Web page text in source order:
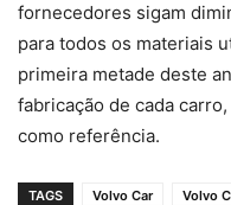
fornecedores sigam
para todos os materiais
primeira metade deste
fabricação de cada
como referência.
TAGS Volvo Car Volvo